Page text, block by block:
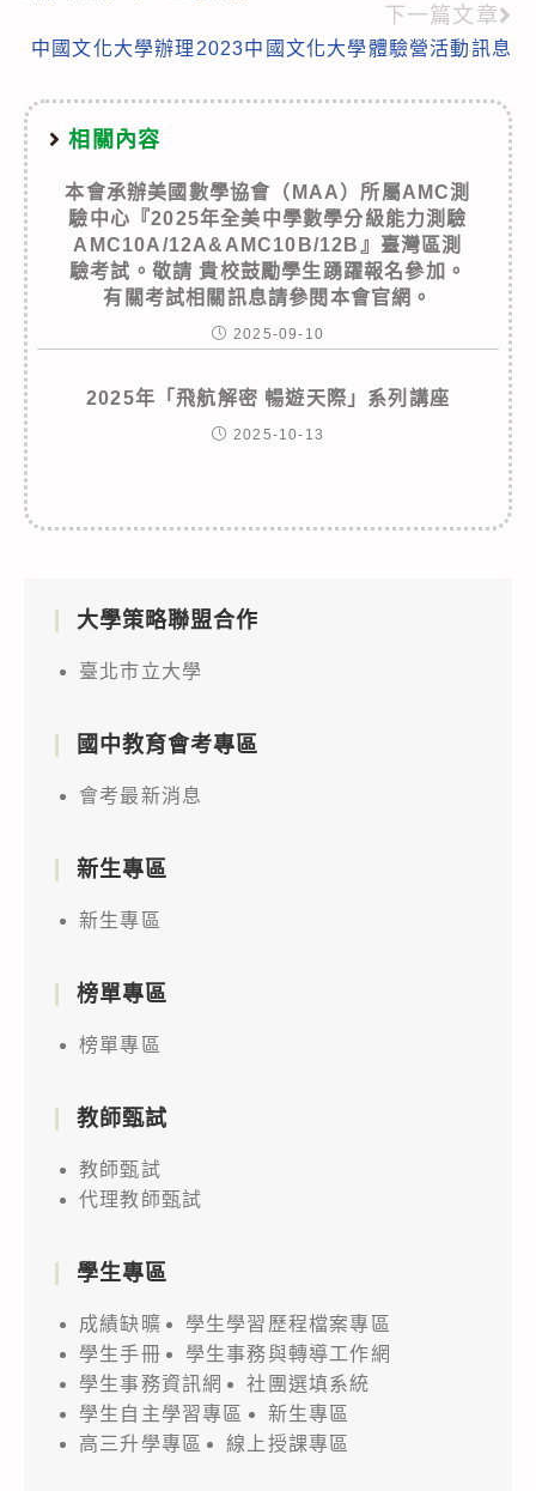
下一篇文章
中國文化大學辦理2023中國文化大學體驗營活動訊息
相關內容
本會承辦美國數學協會（MAA）所屬AMC測
驗中心『2025年全美中學數學分級能力測驗
AMC10A/12A&AMC10B/12B』臺灣區測
驗考試。敬請 貴校鼓勵學生踴躍報名參加。
有關考試相關訊息請參閱本會官網。
2025-09-10
2025年「飛航解密 暢遊天際」系列講座
2025-10-13
大學策略聯盟合作
臺北市立大學
國中教育會考專區
會考最新消息
新生專區
新生專區
榜單專區
榜單專區
教師甄試
教師甄試
代理教師甄試
學生專區
成績缺曠
學生學習歷程檔案專區
學生手冊
學生事務與轉導工作網
學生事務資訊網
社團選填系統
學生自主學習專區
新生專區
高三升學專區
線上授課專區